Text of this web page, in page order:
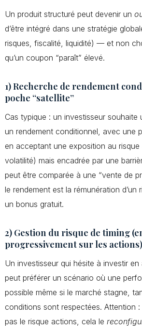
Un produit structuré peut devenir un
d’être intégré dans une stratégie
risques, fiscalité, liquidité) — et non
qu’un coupon “paraît” élevé.
1) Recherche de rendement
poche “satellite”
Cas typique : un investisseur souhaite
un rendement conditionnel, avec une
en acceptant une exposition au
volatilité) mais encadrée par une
peut être comparée à une “vente de
le rendement est la rémunération d’un
un bonus gratuit.
2) Gestion du risque de timing
progressivement sur les actions)
Un investisseur qui hésite à investir en
peut préférer un scénario où une
possible même si le marché stagne,
conditions sont respectées. Attention :
pas le risque actions, cela le